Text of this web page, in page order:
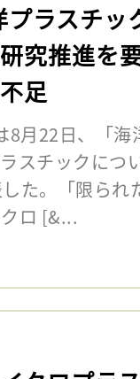
プラスチッ
究推進を
足
月22日、「海
スチックにつ
た。「限ら
ロ [&...